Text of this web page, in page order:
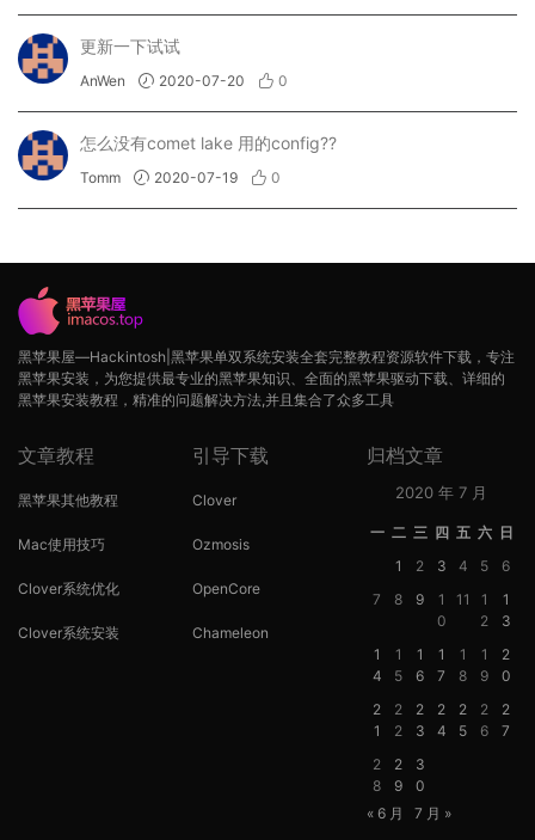
更新一下试试
AnWen 2020-07-20 0
怎么没有comet lake 用的config??
Tomm 2020-07-19 0
黑苹果屋—Hackintosh|黑苹果单双系统安装全套完整教程资源软件下载，专注
黑苹果安装，为您提供最专业的黑苹果知识、全面的黑苹果驱动下载、详细的
黑苹果安装教程，精准的问题解决方法,并且集合了众多工具
文章教程
黑苹果其他教程
Mac使用技巧
Clover系统优化
Clover系统安装
引导下载
Clover
Ozmosis
OpenCore
Chameleon
归档文章
2020 年 7 月
一 二 三 四 五 六 日
1
2 3 4 5
6
7
8 9
1
0
11
1
2
1
3
1
4
1
5
1
6
1
7
1
8
1
9
2
0
2
1
2
2
2
3
2
4
2
5
2
6
2
7
2
8
2
9
3
0
« 6 月
7 月 »